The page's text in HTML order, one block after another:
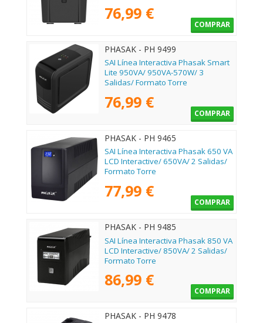
76,99 €
COMPRAR
PHASAK - PH 9499
SAI Línea Interactiva Phasak Smart
Lite 950VA/ 950VA-570W/ 3
Salidas/ Formato Torre
76,99 €
COMPRAR
PHASAK - PH 9465
SAI Línea Interactiva Phasak 650 VA
LCD Interactive/ 650VA/ 2 Salidas/
Formato Torre
77,99 €
COMPRAR
PHASAK - PH 9485
SAI Línea Interactiva Phasak 850 VA
LCD Interactive/ 850VA/ 2 Salidas/
Formato Torre
86,99 €
COMPRAR
PHASAK - PH 9478